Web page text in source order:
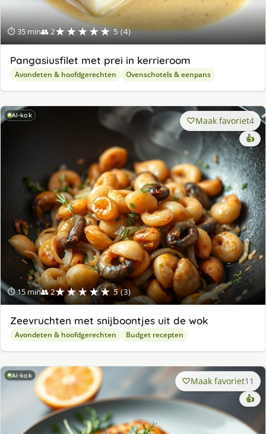
⏱ 35 min👥 2★★★★★ 5 (4)
Pangasiusfilet met prei in kerrieroom
Avondeten & hoofdgerechten Ovenschotels & eenpans
AI-kok
⏱ 15 min👥 2★★★★★ 5 (3)
Maak favoriet4
👍
Zeevruchten met snijboontjes uit de wok
Avondeten & hoofdgerechten Budget recepten
AI-kok Maak favoriet11
👍